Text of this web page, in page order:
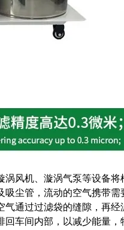
风机、漩涡气泵等设备
尘管，流动的空气携带需
通过过滤袋的缝隙，再
车间内部，以减少能量，